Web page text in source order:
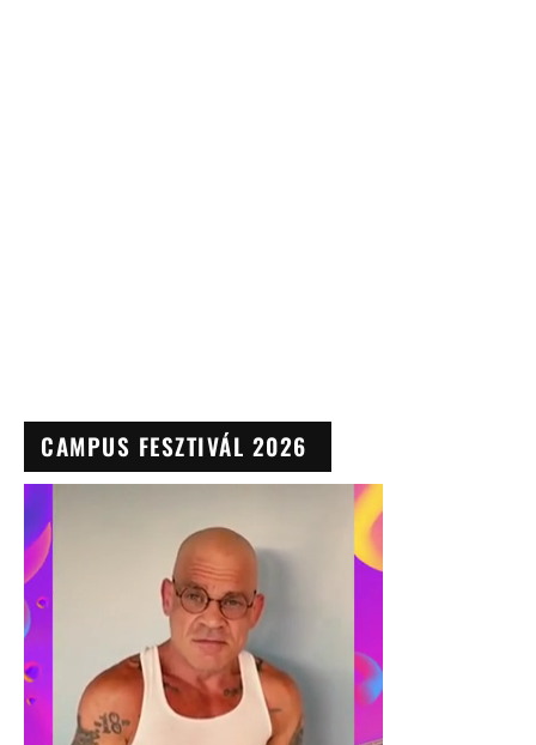
CAMPUS FESZTIVÁL 2026